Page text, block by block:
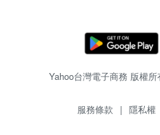
Yahoo台灣電子商務 版權
服務條款 | 隱私權